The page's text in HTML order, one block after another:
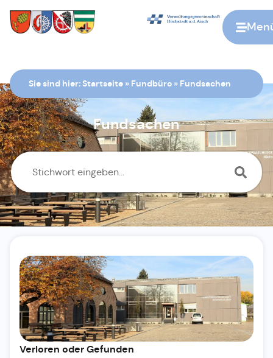
Sie sind hier:Startseite » Fundbüro » Fundsachen
Fundsachen
Verloren oder Gefunden